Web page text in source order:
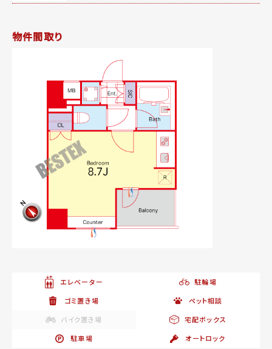
物件間取り
エレベーター
駐輪場
ゴミ置き場
ペット相談
バイク置き場
宅配ボックス
駐車場
オートロック